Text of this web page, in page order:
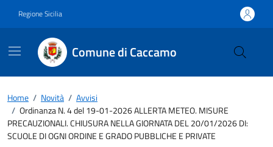
Regione Sicilia
Comune di Caccamo
Home / Novità / Avvisi
/ Ordinanza N. 4 del 19-01-2026 ALLERTA METEO. MISURE
PRECAUZIONALI. CHIUSURA NELLA GIORNATA DEL 20/01/2026 DI:
SCUOLE DI OGNI ORDINE E GRADO PUBBLICHE E PRIVATE